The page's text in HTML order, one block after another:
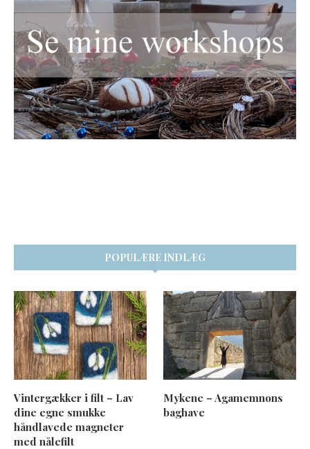
POPULÆRE INDLÆG
Vintergækker i filt – Lav
dine egne smukke
håndlavede magneter
med nålefilt
Mykene – Agamemnons
baghave